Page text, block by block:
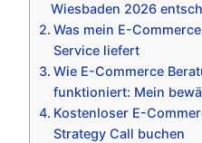
Wiesbaden 2026
Was mein E-
Service liefert
Wie E-Commerce
funktioniert: Mein
Kostenloser E-
Strategy Call buchen